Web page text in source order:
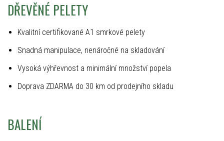
DŘEVĚNÉ PELETY
Kvalitní certifikované A1 smrkové pelety
Snadná manipulace, nenáročné na skladování
Vysoká výhřevnost a minimální množství popela
Doprava ZDARMA do 30 km od prodejního skladu
BALENÍ